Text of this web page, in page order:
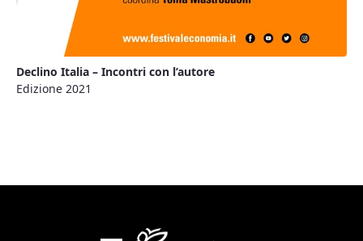
Declino Italia – Incontri con l’autore
Edizione 2021